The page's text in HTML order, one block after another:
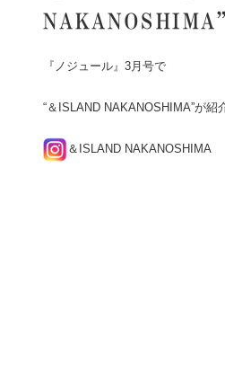
『ノジュール』3月号で
“＆ISLAND NAKANOSHIMA”が紹
＆ISLAND NAKANOSHIMA